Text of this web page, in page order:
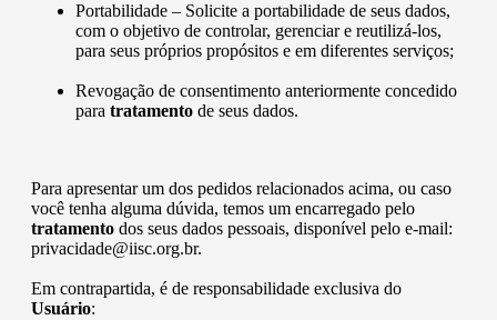
Portabilidade – Solicite a portabilidade de seus dados,
com o objetivo de controlar, gerenciar e reutilizá-los,
para seus próprios propósitos e em diferentes serviços;
Revogação de consentimento anteriormente concedido
para tratamento de seus dados.
Para apresentar um dos pedidos relacionados acima, ou caso
você tenha alguma dúvida, temos um encarregado pelo
tratamento dos seus dados pessoais, disponível pelo e-mail:
privacidade@iisc.org.br.
Em contrapartida, é de responsabilidade exclusiva do
Usuário: